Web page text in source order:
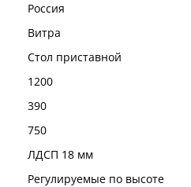
Россия
Витра
Стол приставной
1200
390
750
ЛДСП 18 мм
Регулируемые по высоте